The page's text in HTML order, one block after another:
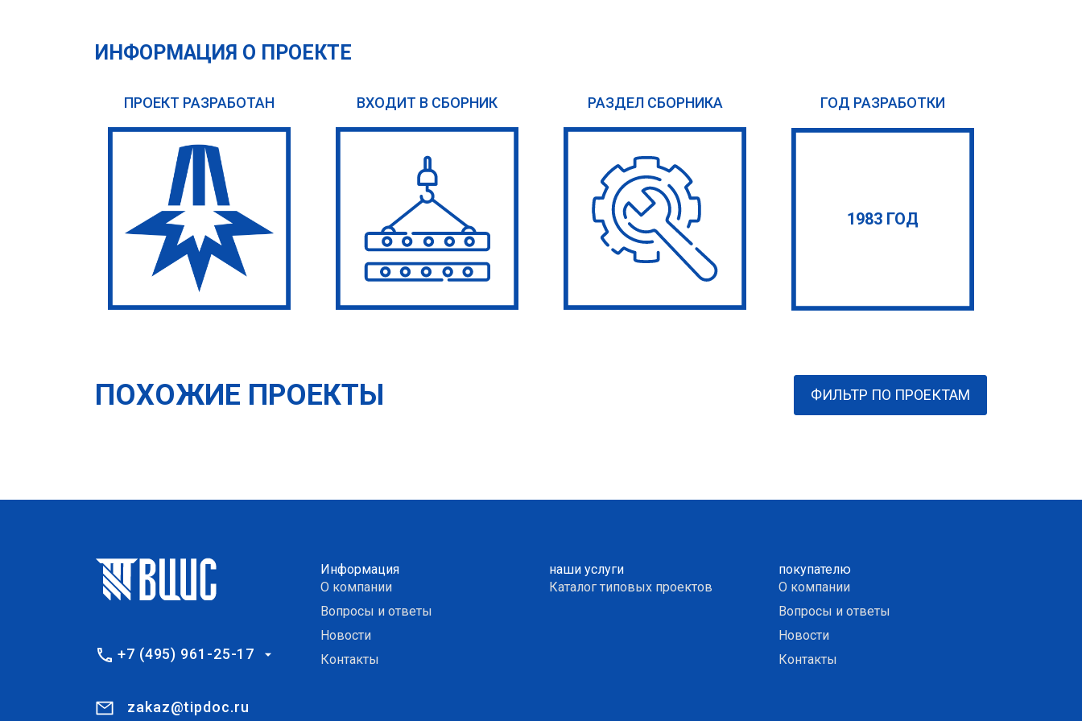
ИНФОРМАЦИЯ О ПРОЕКТЕ
ПРОЕКТ РАЗРАБОТАН ВХОДИТ В СБОРНИК РАЗДЕЛ СБОРНИКА ГОД РАЗРАБОТКИ
1983 ГОД
ПОХОЖИЕ ПРОЕКТЫ ФИЛЬТР ПО ПРОЕКТАМ
+7 (495) 961-25-17
zakaz@tipdoc.ru
Информация
О компании
Вопросы и ответы
Новости
Контакты
наши услуги
Каталог типовых проектов
покупателю
О компании
Вопросы и ответы
Новости
Контакты